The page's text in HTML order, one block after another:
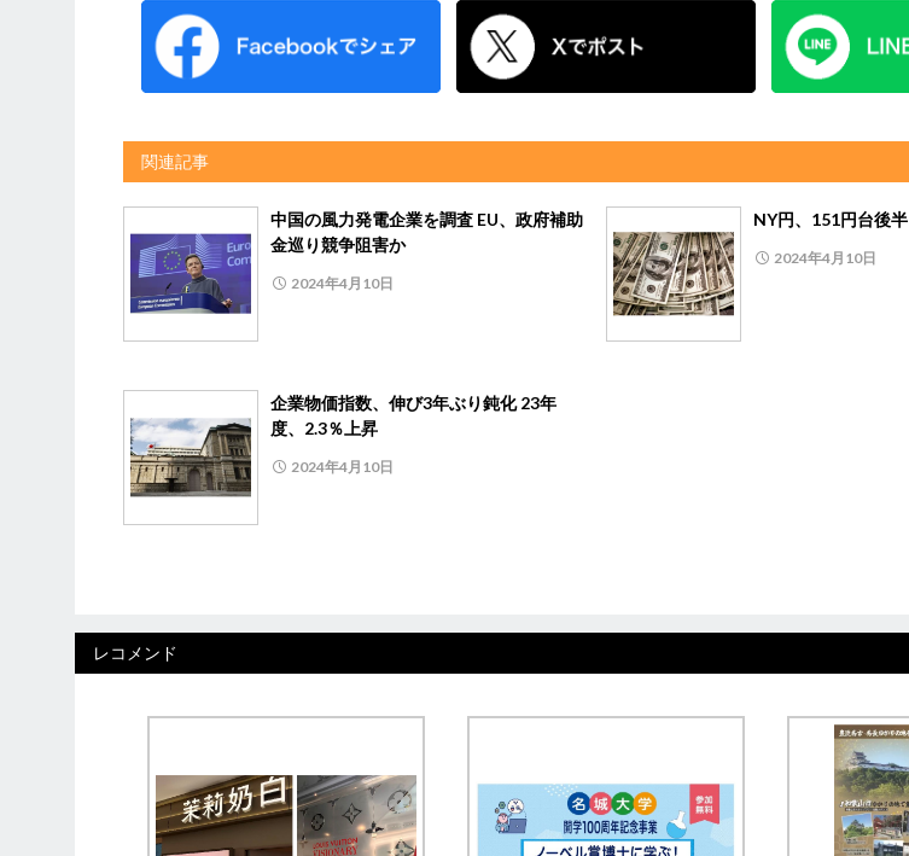
関連記事
中国の風力発電企業を調査 EU、政府補助
金巡り競争阻害か
2024年4月10日
NY円、151円台後半
2024年4月10日
企業物価指数、伸び3年ぶり鈍化 23年
度、2.3％上昇
2024年4月10日
レコメンド